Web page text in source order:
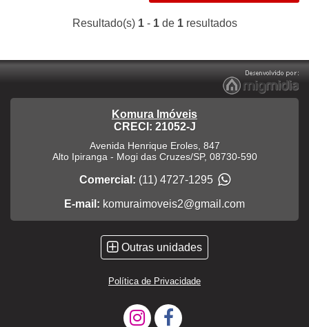
Resultado(s) 1- 1de 1resultados
Komura Imóveis
CRECI: 21052-J
Avenida Henrique Eroles, 847
Alto Ipiranga - Mogi das Cruzes/SP, 08730-590
Comercial: (11) 4727-1295
E-mail: komuraimoveis2@gmail.com
Outras unidades
Política de Privacidade